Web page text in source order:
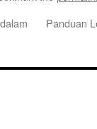
Panduan